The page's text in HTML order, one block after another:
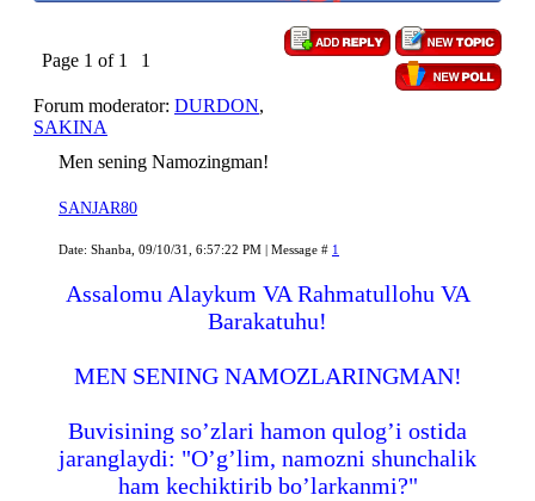
Page 1 of 1 1
Forum moderator: DURDON,
SAKINA
Men sening Namozingman!
SANJAR80
Date: Shanba, 09/10/31, 6:57:22 PM | Message # 1
Assalomu Alaykum VA Rahmatullohu VA
Barakatuhu!
MEN SENING NAMOZLARINGMAN!
Buvisining so’zlari hamon qulog’i ostida
jaranglaydi: "O’g’lim, namozni shunchalik
ham kechiktirib bo’larkanmi?"